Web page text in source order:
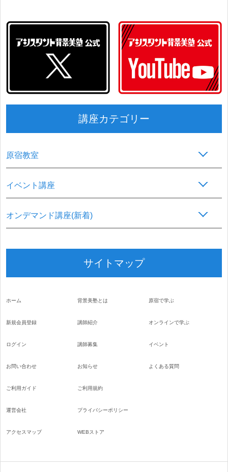
講座カテゴリー
原宿教室
イベント講座
オンデマンド講座(新着)
サイトマップ
ホーム
新規会員登録
ログイン
お問い合わせ
背景美塾とは
講師紹介
講師募集
お知らせ
原宿で学ぶ
オンラインで学ぶ
イベント
よくある質問
ご利用ガイド
運営会社
アクセスマップ
ご利用規約
プライバシーポリシー
WEBストア